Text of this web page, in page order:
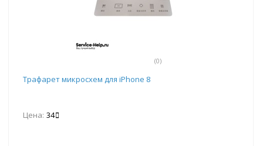
(0)
Трафарет микросхем для iPhone 8
Цена: 34